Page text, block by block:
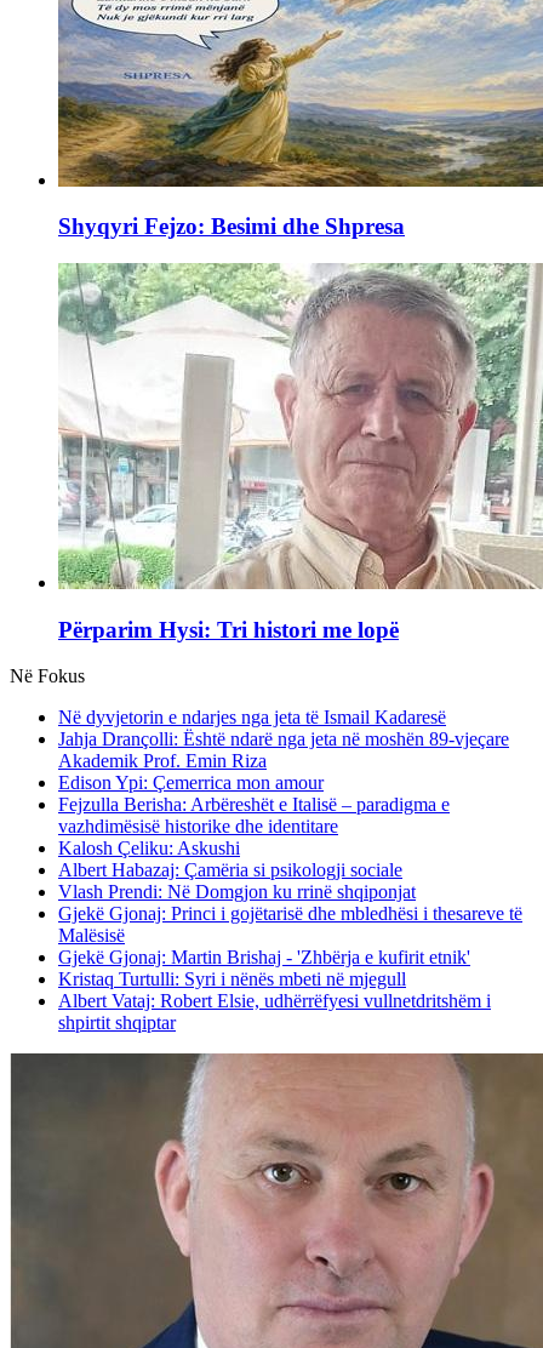
Shyqyri Fejzo: Besimi dhe Shpresa
Përparim Hysi: Tri histori me lopë
Në Fokus
Në dyvjetorin e ndarjes nga jeta të Ismail Kadaresë
Jahja Drançolli: Është ndarë nga jeta në moshën 89-vjeçare
Akademik Prof. Emin Riza
Edison Ypi: Çemerrica mon amour
Fejzulla Berisha: Arbëreshët e Italisë – paradigma e
vazhdimësisë historike dhe identitare
Kalosh Çeliku: Askushi
Albert Habazaj: Çamëria si psikologji sociale
Vlash Prendi: Në Domgjon ku rrinë shqiponjat
Gjekë Gjonaj: Princi i gojëtarisë dhe mbledhësi i thesareve të
Malësisë
Gjekë Gjonaj: Martin Brishaj - 'Zhbërja e kufirit etnik'
Kristaq Turtulli: Syri i nënës mbeti në mjegull
Albert Vataj: Robert Elsie, udhërrëfyesi vullnetdritshëm i
shpirtit shqiptar